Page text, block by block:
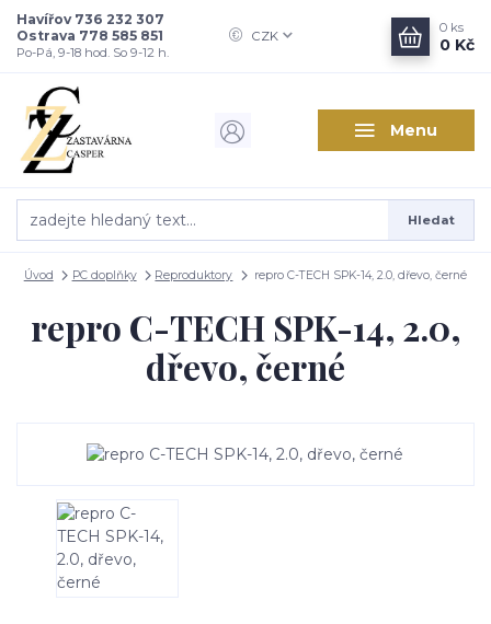
Menu
CZK
Hledat
Havířov 736 232 307
Ostrava 778 585 851
Po-Pá, 9-18 hod. So 9-12 h.
0 ks
0 Kč
Úvod PC doplňky Reproduktory repro C-TECH SPK-14, 2.0, dřevo, černé
repro C-TECH SPK-14, 2.0,
dřevo, černé